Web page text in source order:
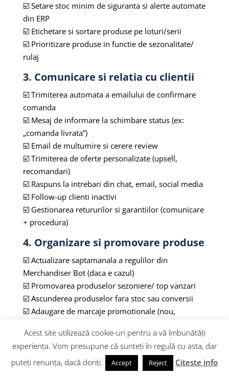
☑️ Setare stoc minim de siguranta si alerte automate
din ERP
☑️ Etichetare si sortare produse pe loturi/serii
☑️ Prioritizare produse in functie de sezonalitate/
rulaj
3. Comunicare si relatia cu clientii
☑️ Trimiterea automata a emailului de confirmare
comanda
☑️ Mesaj de informare la schimbare status (ex:
„comanda livrata”)
☑️ Email de multumire si cerere review
☑️ Trimiterea de oferte personalizate (upsell,
recomandari)
☑️ Raspuns la intrebari din chat, email, social media
☑️ Follow-up clienti inactivi
☑️ Gestionarea retururilor si garantiilor (comunicare
+ procedura)
4. Organizare si promovare produse
☑️ Actualizare saptamanala a regulilor din
Merchandiser Bot (daca e cazul)
☑️ Promovarea produselor sezoniere/ top vanzari
☑️ Ascunderea produselor fara stoc sau conversii
☑️ Adaugare de marcaje promotionale (nou,
☑️ Organizarea produselor in categorii relevante
☑️ Etichetare automata a produselor pe baza de
criterii
Acest site utilizează cookie-uri pentru a vă îmbunătăți
experiența. Vom presupune că sunteți în regulă cu asta, dar
puteți renunța, dacă doriți.
Accept Reject Citeste info